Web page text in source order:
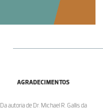
AGRADECIMENTOS
Da autoria de Dr. Michael R. Gallis da